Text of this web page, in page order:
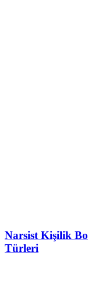
Narsist Kişilik
Türleri